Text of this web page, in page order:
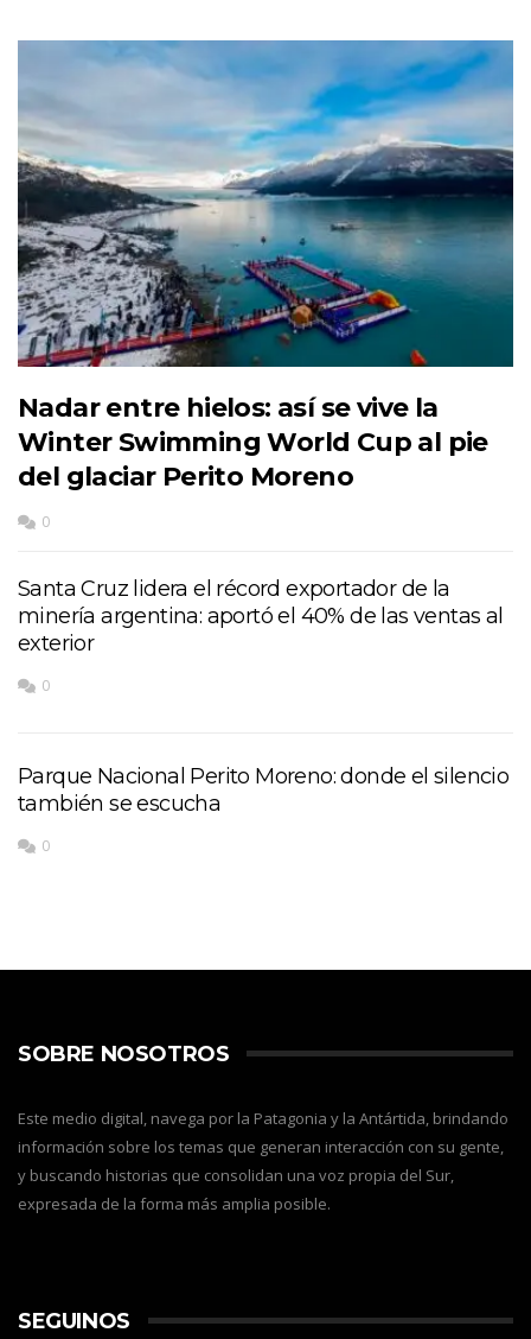
Nadar entre hielos: así se vive la
Winter Swimming World Cup al pie
del glaciar Perito Moreno
0
Santa Cruz lidera el récord exportador de la
minería argentina: aportó el 40% de las ventas al
exterior
0
Parque Nacional Perito Moreno: donde el silencio
también se escucha
0
SOBRE NOSOTROS
Este medio digital, navega por la Patagonia y la Antártida, brindando
información sobre los temas que generan interacción con su gente,
y buscando historias que consolidan una voz propia del Sur,
expresada de la forma más amplia posible.
SEGUINOS